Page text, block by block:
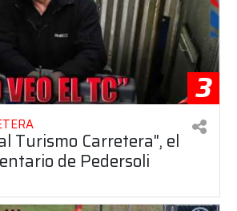
3
Turismo Carretera", el
de Pedersoli